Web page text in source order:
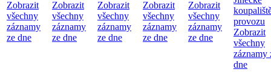
Zobrazit
všechny
záznamy
ze dne
Zobrazit
všechny
záznamy
ze dne
Zobrazit
všechny
záznamy
ze dne
Zobrazit
všechny
záznamy
ze dne
Zobrazit
všechny
záznamy
ze dne
provozu
Zobrazit
všechny
záznamy
dne